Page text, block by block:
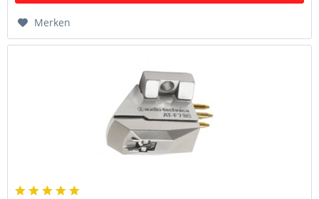
Merken